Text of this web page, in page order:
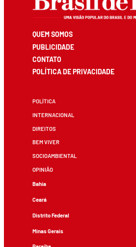
QUEM SOMOS
PUBLICIDADE
CONTATO
POLÍTICA DE PRIVACIDADE
POLÍTICA
INTERNACIONAL
DIREITOS
BEM VIVER
SOCIOAMBIENTAL
OPINIÃO
Bahia
Ceará
Distrito Federal
Minas Gerais